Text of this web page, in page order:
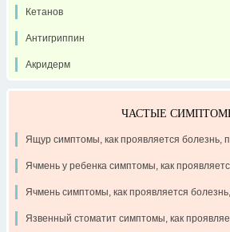
Кетанов
Антигриппин
Акридерм
ЧАСТЫЕ
Ящур симптомы, как проявляется болезнь,
Ячмень у ребенка симптомы, как
Ячмень симптомы, как проявляется
Язвенный стоматит симптомы, как